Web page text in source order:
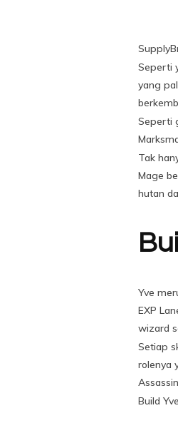
Seperti
yang
Seperti
Tak
Mage
hutan
Yve
EXP
wizard
Setiap
rolenya
Build